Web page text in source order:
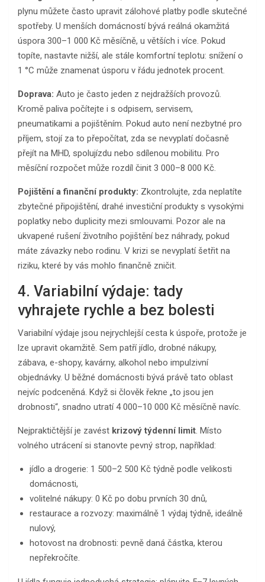
plynu můžete často upravit zálohové platby podle skutečné
spotřeby. U menších domácností bývá reálná okamžitá
úspora 300–1 000 Kč měsíčně, u větších i více. Pokud
topíte, nastavte nižší, ale stále komfortní teplotu: snížení o
1 °C může znamenat úsporu v řádu jednotek procent.
Doprava: Auto je často jeden z nejdražších provozů.
Kromě paliva počítejte i s odpisem, servisem,
pneumatikami a pojištěním. Pokud auto není nezbytné pro
příjem, stojí za to přepočítat, zda se nevyplatí dočasně
přejít na MHD, spolujízdu nebo sdílenou mobilitu. Pro
měsíční rozpočet může rozdíl činit 3 000–8 000 Kč.
Pojištění a finanční produkty: Zkontrolujte, zda neplatíte
zbytečné připojištění, drahé investiční produkty s vysokými
poplatky nebo duplicity mezi smlouvami. Pozor ale na
ukvapené rušení životního pojištění bez náhrady, pokud
máte závazky nebo rodinu. V krizi se nevyplatí šetřit na
riziku, které by vás mohlo finančně zničit.
4. Variabilní výdaje: tady
vyhrajete rychle a bez bolesti
Variabilní výdaje jsou nejrychlejší cesta k úspoře, protože je
lze upravit okamžitě. Sem patří jídlo, drobné nákupy,
zábava, e-shopy, kavárny, alkohol nebo impulzivní
objednávky. U běžné domácnosti bývá právě tato oblast
nejvíc podceněná. Když si člověk řekne „to jsou jen
drobnosti“, snadno utratí 4 000–10 000 Kč měsíčně navíc.
Nejpraktičtější je zavést krizový týdenní limit. Místo
volného utrácení si stanovte pevný strop, například:
jídlo a drogerie: 1 500–2 500 Kč týdně podle velikosti
domácnosti,
volitelné nákupy: 0 Kč po dobu prvních 30 dnů,
restaurace a rozvozy: maximálně 1 výdaj týdně, ideálně
nulový,
hotovost na drobnosti: pevně daná částka, kterou
nepřekročíte.